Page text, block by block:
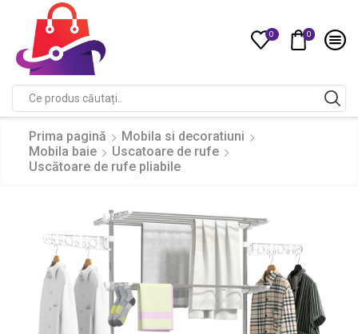
0 0
input
Prima pagină
Mobila si decoratiuni
Mobila baie
Uscatoare de rufe
Uscătoare de rufe pliabile